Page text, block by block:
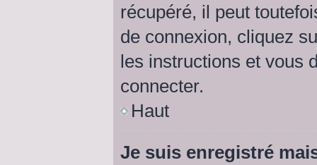
récupéré, il peut
de connexion, cliquez
les instructions et vous
connecter.
Haut
Je suis enregistré